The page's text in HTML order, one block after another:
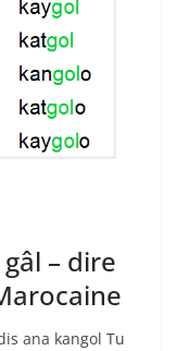
– dire
ana kangol Tu